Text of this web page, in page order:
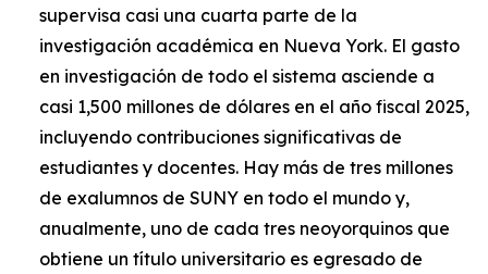
supervisa casi una cuarta parte de la
investigación académica en Nueva York. El gasto
en investigación de todo el sistema asciende a
casi 1,500 millones de dólares en el año fiscal 2025,
incluyendo contribuciones significativas de
estudiantes y docentes. Hay más de tres millones
de exalumnos de SUNY en todo el mundo y,
anualmente, uno de cada tres neoyorquinos que
obtiene un título universitario es egresado de